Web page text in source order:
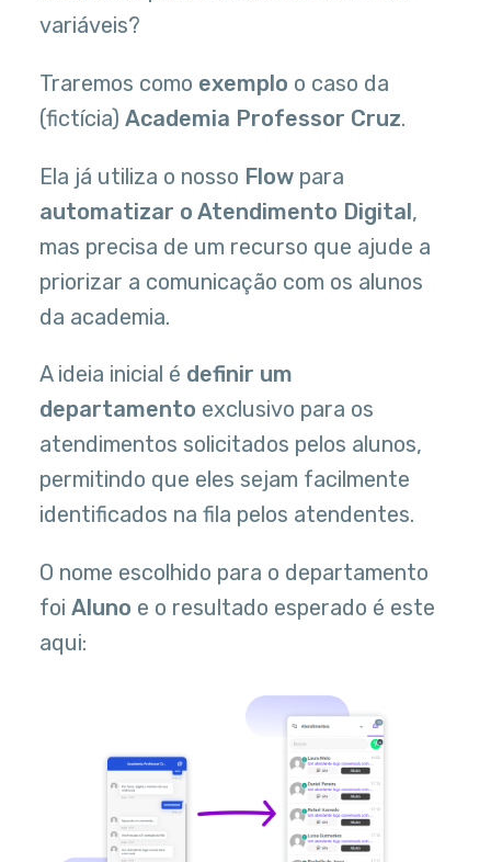
variáveis?
Traremos como exemplo o caso da
(fictícia) Academia Professor Cruz.
Ela já utiliza o nosso Flowpara
automatizar o Atendimento Digital,
mas precisa de um recurso que ajude a
priorizar a comunicação com os alunos
da academia.
A ideia inicial é definir um
departamento exclusivo para os
atendimentos solicitados pelos alunos,
permitindo que eles sejam facilmente
identificados na fila pelos atendentes.
O nome escolhido para o departamento
foi Aluno e o resultado esperado é este
aqui: